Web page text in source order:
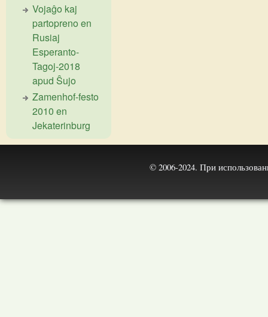
Vojaĝo kaj
partopreno en
Rusiaj
Esperanto-
Tagoj-2018
apud Ŝujo
Zamenhof-festo
2010 en
Jekaterinburg
© 2006-2024. При